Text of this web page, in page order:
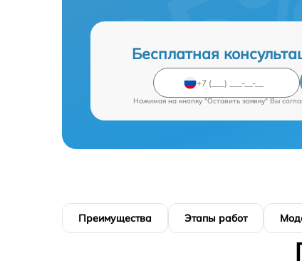
Бесплатная
Нажимая на кнопку "Оставить заявку" Вы
Преимущества Этапы работ